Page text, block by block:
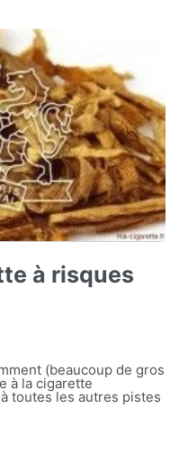
à risques
(beaucoup de gros
à la cigarette
toutes les autres pistes